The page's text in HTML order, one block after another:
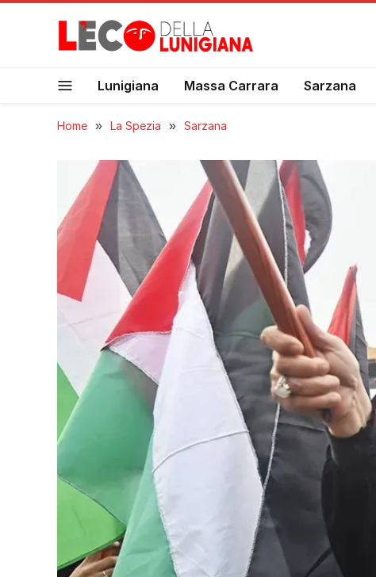
Lunigiana Massa Carrara Sarzana
Home » La Spezia » Sarzana